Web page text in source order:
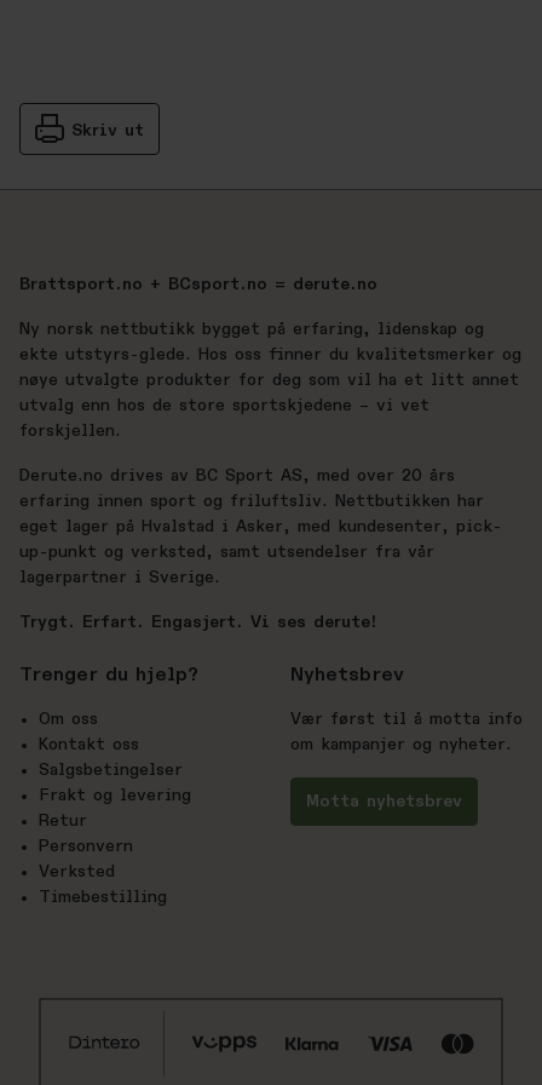
Skriv ut
Brattsport.no + BCsport.no = derute.no
Ny norsk nettbutikk bygget på erfaring, lidenskap og
ekte utstyrs-glede. Hos oss finner du kvalitetsmerker og
nøye utvalgte produkter for deg som vil ha et litt annet
utvalg enn hos de store sportskjedene – vi vet
forskjellen.
Derute.no drives av BC Sport AS, med over 20 års
erfaring innen sport og friluftsliv. Nettbutikken har
eget lager på Hvalstad i Asker, med kundesenter, pick-
up-punkt og verksted, samt utsendelser fra vår
lagerpartner i Sverige.
Trygt. Erfart. Engasjert. Vi ses derute!
Trenger du hjelp?
Om oss
Kontakt oss
Salgsbetingelser
Frakt og levering
Retur
Personvern
Verksted
Timebestilling
Nyhetsbrev
Vær først til å motta info
om kampanjer og nyheter.
Motta nyhetsbrev